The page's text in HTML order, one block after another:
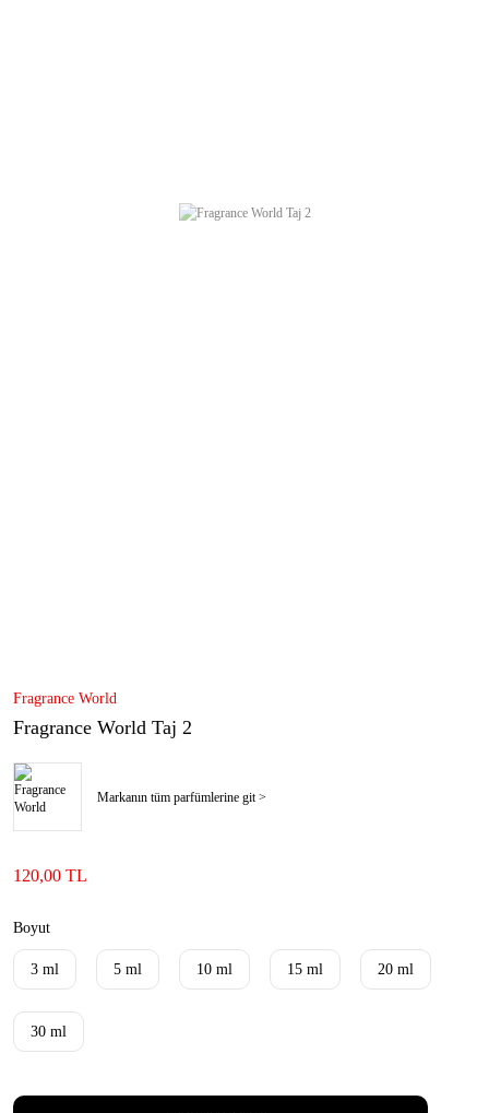
Fragrance World
Fragrance World Taj 2
Markanın tüm parfümlerine git >
120,00 TL
Boyut
3 ml 5 ml 10 ml 15 ml 20 ml
30 ml